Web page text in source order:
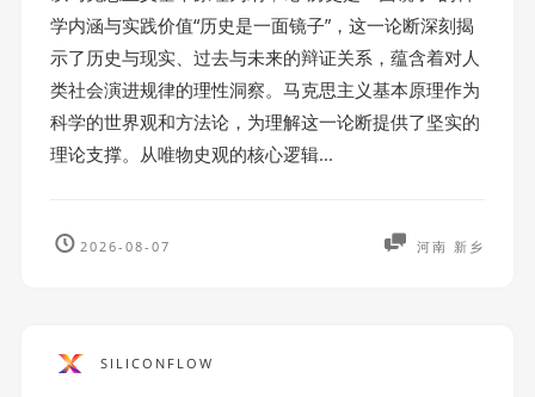
学内涵与实践价值“历史是一面镜子”，这一论断深刻揭
示了历史与现实、过去与未来的辩证关系，蕴含着对人
类社会演进规律的理性洞察。马克思主义基本原理作为
科学的世界观和方法论，为理解这一论断提供了坚实的
理论支撑。从唯物史观的核心逻辑...
2026-08-07 河南 新乡
SILICONFLOW